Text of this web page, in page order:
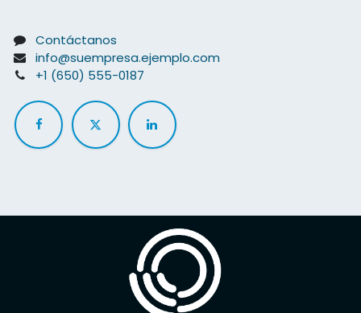
Contáctanos
info@suempresa.ejemplo.com
+1 (650) 555-0187